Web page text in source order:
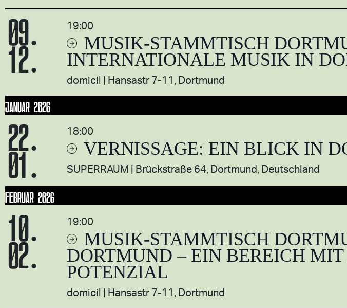
09.
12.
MUSIK-STAMMTISCH
INTERNATIONALE MUSIK IN
19:00
domicil Hansastr 7-11, Dortmund
JANUAR 2026
22.
01. VERNISSAGE: EIN BLICK IN
18:00
SUPERRAUM Brückstraße 64, Dortmund, Deutschland
FEBRUAR 2026
10.
02.
MUSIK-STAMMTISCH
DORTMUND – EIN BEREICH
POTENZIAL
19:00
domicil Hansastr 7-11, Dortmund